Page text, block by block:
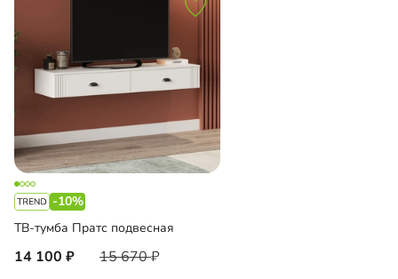
-10%
ТВ-тумба Пратс подвесная
14 100 15 670